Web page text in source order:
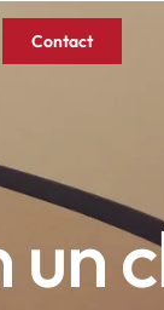
Contact
un